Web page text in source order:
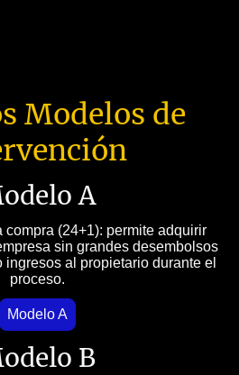
Modelos de
A
(24+1): permite adquirir
sin grandes desembolsos
al propietario durante el
proceso.
Modelo A
B